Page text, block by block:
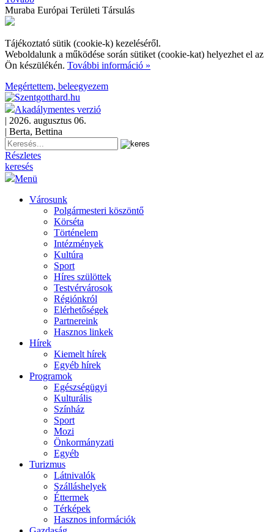
Muraba Európai Területi Társulás
Tájékoztató sütik (cookie-k) kezeléséről.
Weboldalunk a működése során sütiket (cookie-kat) helyezhet el az
Ön készülékén. További információ »
Megértettem, beleegyezem
Akadálymentes verzió
| 2026. augusztus 06.
| Berta, Bettina
Részletes
keresés
Menü
Városunk
Polgármesteri köszöntő
Körséta
Történelem
Intézmények
Kultúra
Sport
Híres szülöttek
Testvérvárosok
Régiónkról
Elérhetőségek
Partnereink
Hasznos linkek
Hírek
Kiemelt hírek
Egyéb hírek
Programok
Egészségügyi
Kulturális
Színház
Sport
Mozi
Önkormányzati
Egyéb
Turizmus
Látnivalók
Szálláshelyek
Éttermek
Térképek
Hasznos információk